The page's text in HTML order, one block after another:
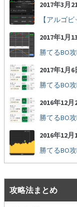
2017年3月
【アルゴ
2017年1月
勝てるBO
2017年1月6
2016年12月
2016年12月
攻略法まとめ